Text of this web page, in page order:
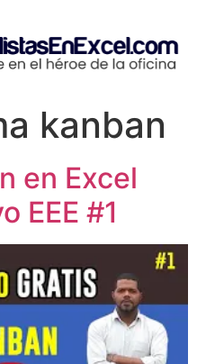
kanban
en Excel
EEE #1